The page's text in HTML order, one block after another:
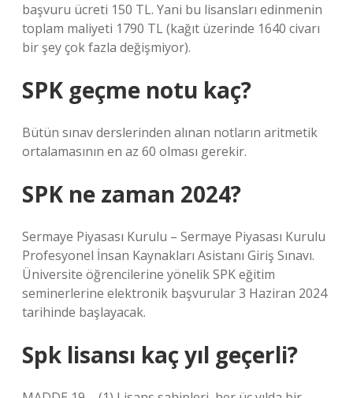
başvuru ücreti 150 TL. Yani bu lisansları edinmenin
toplam maliyeti 1790 TL (kağıt üzerinde 1640 civarı
bir şey çok fazla değişmiyor).
SPK geçme notu kaç?
Bütün sınav derslerinden alınan notların aritmetik
ortalamasının en az 60 olması gerekir.
SPK ne zaman 2024?
Sermaye Piyasası Kurulu – Sermaye Piyasası Kurulu
Profesyonel İnsan Kaynakları Asistanı Giriş Sınavı.
Üniversite öğrencilerine yönelik SPK eğitim
seminerlerine elektronik başvurular 3 Haziran 2024
tarihinde başlayacak.
Spk lisansı kaç yıl geçerli?